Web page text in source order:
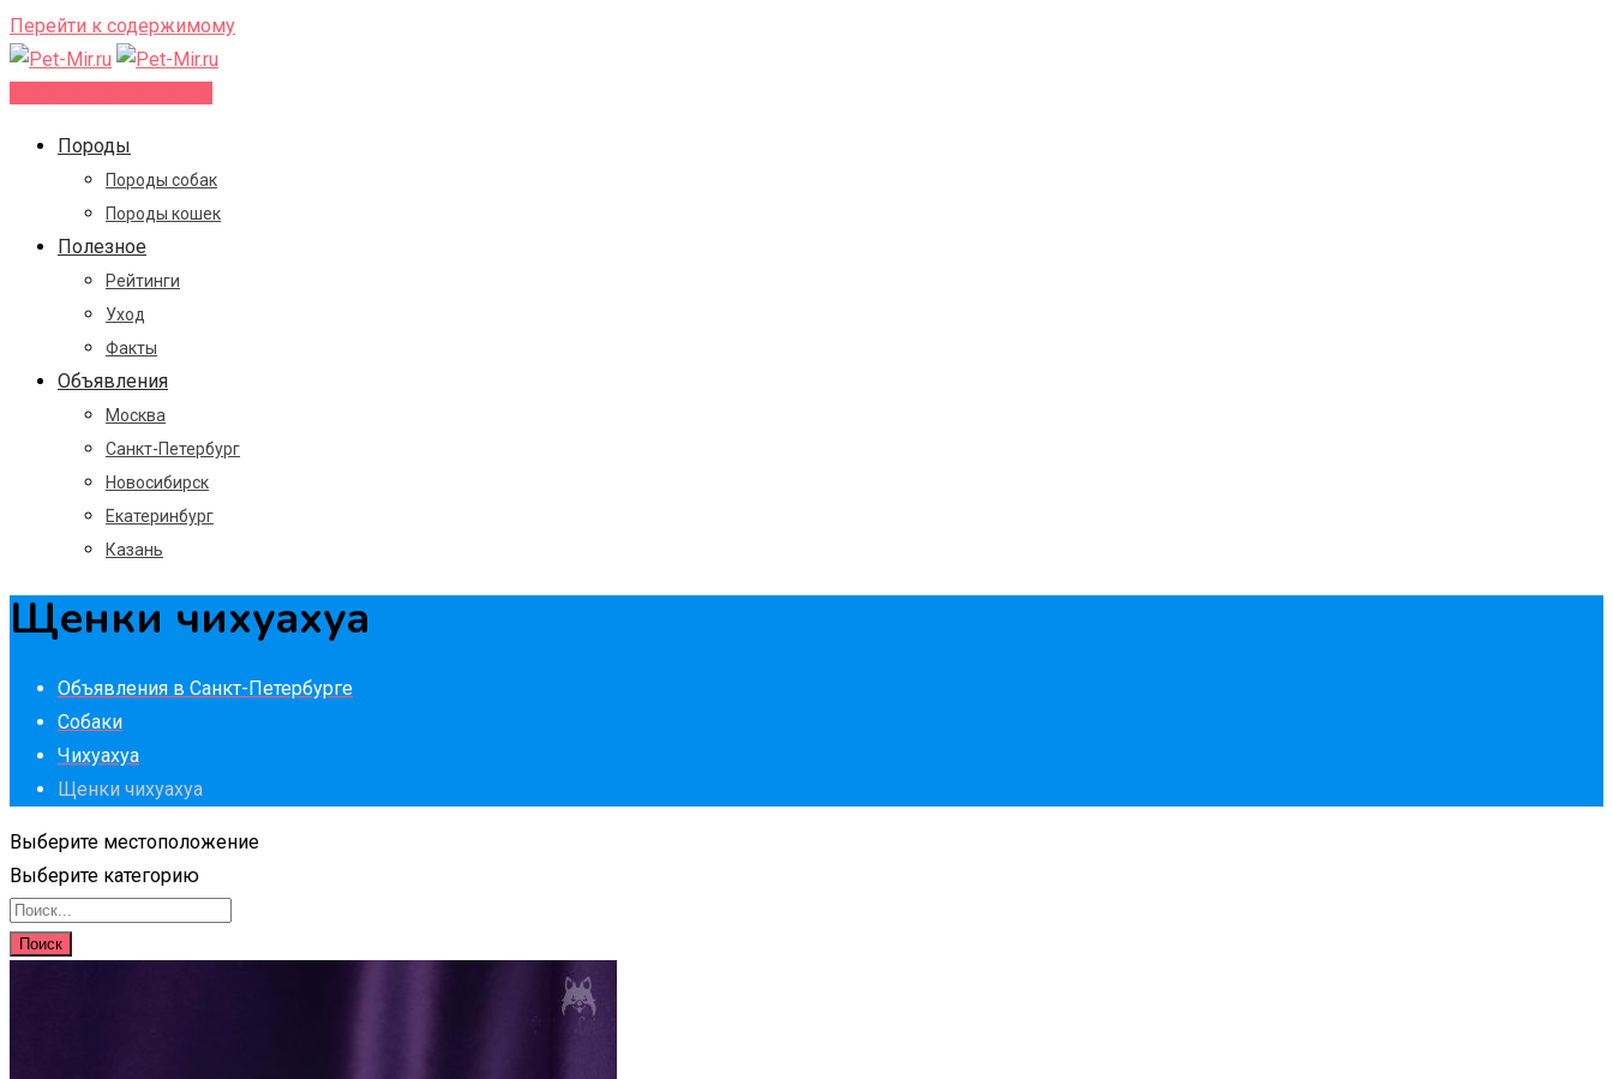
Перейти к содержимому
Породы
Породы собак
Породы кошек
Полезное
Рейтинги
Уход
Факты
Объявления
Москва
Санкт-Петербург
Новосибирск
Екатеринбург
Казань
Щенки чихуахуа
Объявления в Санкт-Петербурге
Собаки
Чихуахуа
Щенки чихуахуа
Выберите местоположение
Выберите категорию
Поиск